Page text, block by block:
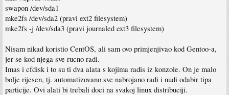
swapon /dev/sda1
mke2fs /dev/sda2 (pravi ext2 filesystem)
mke2fs -j /dev/sda3 (pravi journaled ext3 filesystem)
Nisam nikad koristio CentOS, ali sam ovo primjenjivao kod Gentoo-a,
jer se kod njega sve rucno radi.
Imas i cfdisk i to su ti dva alata s kojima radis iz konzole. On je malo
bolje rijesen, tj. automatizovano sve nabrojano radi i nudi odabir tipa
particije. Ovi alati bi trebali doci na svakoj linux distribuciji.